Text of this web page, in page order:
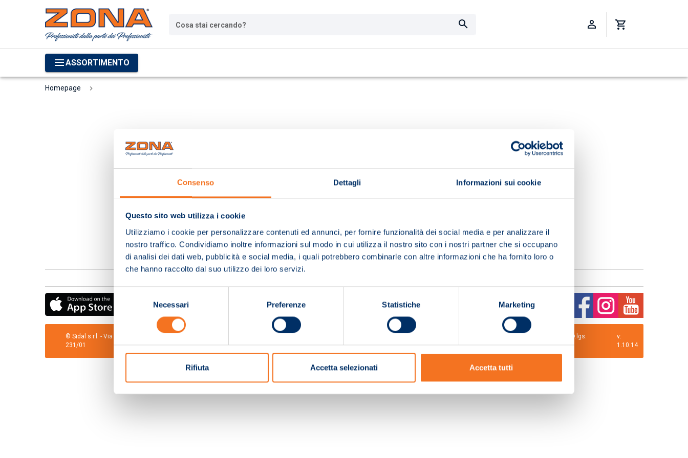
Consenso Dettagli Informazioni sui cookie
Questo sito web utilizza i cookie
Utilizziamo i cookie per personalizzare contenuti ed annunci, per fornire funzionalità dei social media e per analizzare il
nostro traffico. Condividiamo inoltre informazioni sul modo in cui utilizza il nostro sito con i nostri partner che si occupano
di analisi dei dati web, pubblicità e social media, i quali potrebbero combinarle con altre informazioni che ha fornito loro o
che hanno raccolto dal suo utilizzo dei loro servizi.
Selezione
consenso
Necessari Preferenze Statistiche Marketing
Rifiuta Accetta selezionati Accetta tutti
Cosa stai cercando?
ASSORTIMENTO
Homepage
© Sidal s.r.l. - Via S.Agostino,50, 51100 Pistoia - Cod.Fisc. e Registro Imprese Pistoia 01680210505 – R.E.A. n.155974 - Cap.Soc. € 2.000.000,00 i.v. La Società adotta il Codice Etico D.lgs.
231/01
v:
1.10.14